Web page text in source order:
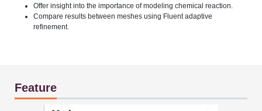
Offer insight into the importance of modeling chemical reaction.
Compare results between meshes using Fluent adaptive
refinement.
Feature